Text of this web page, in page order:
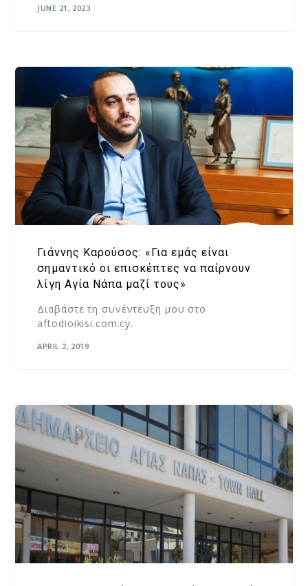
JUNE 21, 2023
Γιάννης Καρούσος: «Για εμάς είναι
σημαντικό οι επισκέπτες να παίρνουν
λίγη Αγία Νάπα μαζί τους»
Διαβάστε τη συνέντευξη μου στο
aftodioikisi.com.cy.
APRIL 2, 2019